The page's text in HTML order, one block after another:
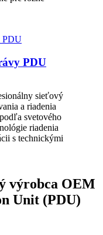
PDU
sieťový
a riadenia
svetového
riadenia
s technickými
výrobca OEM
Unit (PDU)